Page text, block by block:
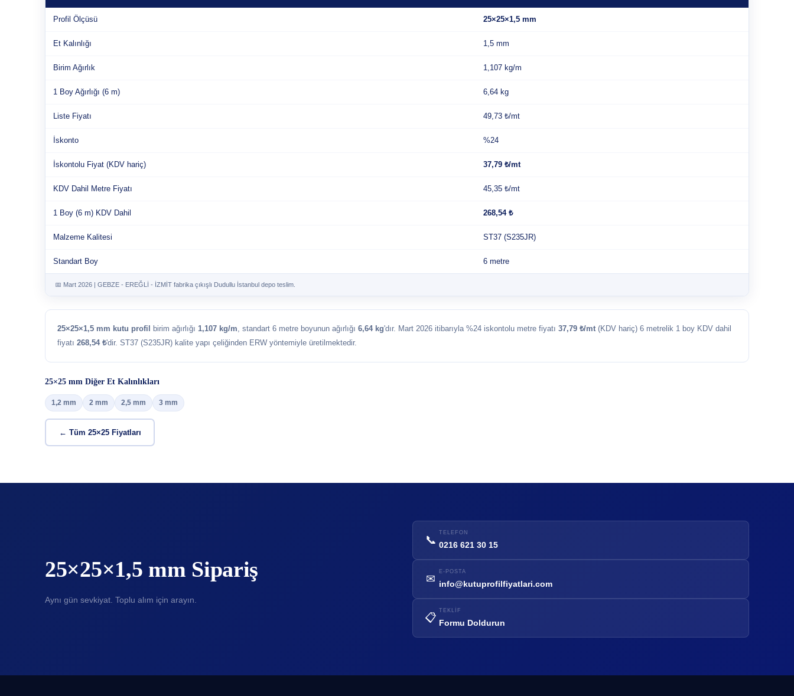
Profil Ölçüsü 25×25×1,5 mm
Et Kalınlığı 1,5 mm
Birim Ağırlık 1,107 kg/m
1 Boy Ağırlığı (6 m) 6,64 kg
Liste Fiyatı 49,73 ₺/mt
İskonto %24
İskontolu Fiyat (KDV hariç) 37,79 ₺/mt
KDV Dahil Metre Fiyatı 45,35 ₺/mt
1 Boy (6 m) KDV Dahil 268,54 ₺
Malzeme Kalitesi ST37 (S235JR)
Standart Boy 6 metre
📅 Mart 2026 | GEBZE - EREĞLİ - İZMİT fabrika çıkışlı Dudullu İstanbul depo teslim.
25×25×1,5 mm kutu profil birim ağırlığı 1,107 kg/m, standart 6 metre boyunun ağırlığı 6,64 kg'dır. Mart 2026 itibarıyla %24 iskontolu metre fiyatı 37,79 ₺/mt (KDV hariç) 6 metrelik 1 boy KDV dahil
fiyatı 268,54 ₺'dir. ST37 (S235JR) kalite yapı çeliğinden ERW yöntemiyle üretilmektedir.
25×25 mm Diğer Et Kalınlıkları
1,2 mm 2 mm 2,5 mm 3 mm
← Tüm 25×25 Fiyatları
25×25×1,5 mm Sipariş
Aynı gün sevkiyat. Toplu alım için arayın.
📞
TELEFON
0216 621 30 15
✉
E-POSTA
info@kutuprofilfiyatlari.com
📋
TEKLIF
Formu Doldurun